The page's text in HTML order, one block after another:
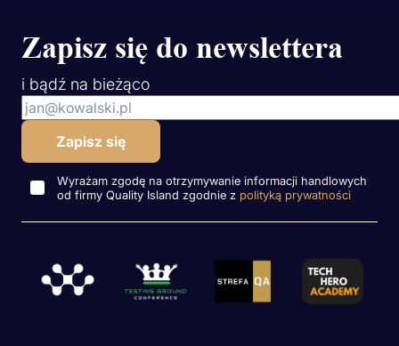
Zapisz się do newslettera
i bądź na bieżąco
Wyrażam zgodę na otrzymywanie informacji handlowych
od firmy Quality Island zgodnie z polityką prywatności